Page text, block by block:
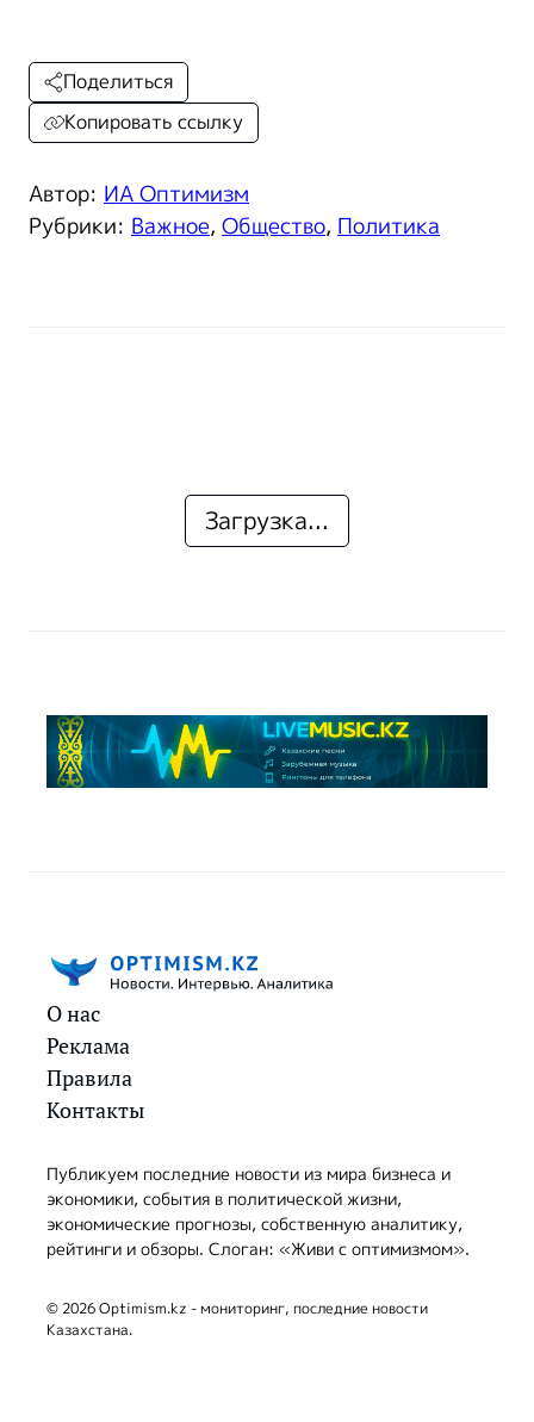
Автор: ИА Оптимизм
Рубрики: Важное, Общество, Политика
Поделиться
Копировать ссылку
Загрузка...
О нас
Реклама
Правила
Контакты
Публикуем последние новости из мира бизнеса и
экономики, события в политической жизни,
экономические прогнозы, собственную аналитику,
рейтинги и обзоры. Слоган: «Живи с оптимизмом».
© 2026 Optimism.kz - мониторинг, последние новости
Казахстана.